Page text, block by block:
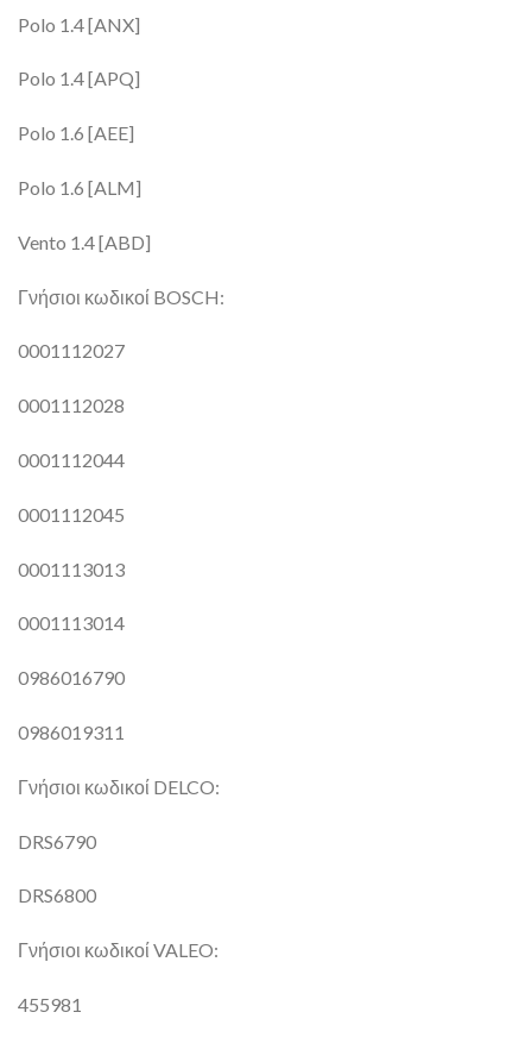
Polo 1.4 [ANX]
Polo 1.4 [APQ]
Polo 1.6 [AEE]
Polo 1.6 [ALM]
Vento 1.4 [ABD]
Γνήσιοι κωδικοί BOSCH:
0001112027
0001112028
0001112044
0001112045
0001113013
0001113014
0986016790
0986019311
Γνήσιοι κωδικοί DELCO:
DRS6790
DRS6800
Γνήσιοι κωδικοί VALEO:
455981